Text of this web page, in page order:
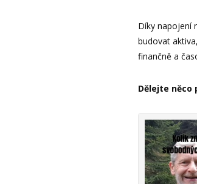
Díky napojení
budovat
finančně a
Dělejte něco